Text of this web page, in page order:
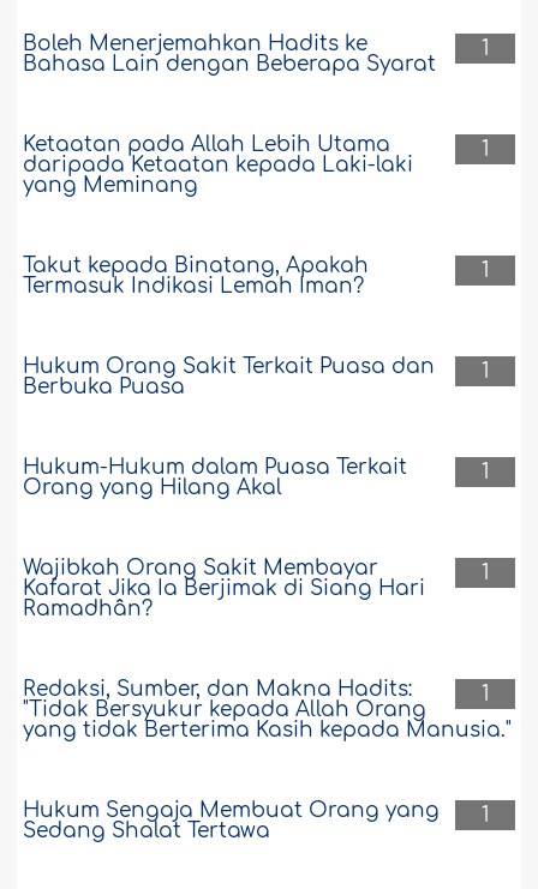
1
Boleh Menerjemahkan Hadits ke
Bahasa Lain dengan Beberapa Syarat
1
Ketaatan pada Allah Lebih Utama
daripada Ketaatan kepada Laki-laki
yang Meminang
1
Takut kepada Binatang, Apakah
Termasuk Indikasi Lemah Iman?
1
Hukum Orang Sakit Terkait Puasa dan
Berbuka Puasa
1
Hukum-Hukum dalam Puasa Terkait
Orang yang Hilang Akal
1
Wajibkah Orang Sakit Membayar
Kafarat Jika Ia Berjimak di Siang Hari
Ramadhân?
1
Redaksi, Sumber, dan Makna Hadits:
"Tidak Bersyukur kepada Allah Orang
yang tidak Berterima Kasih kepada Manusia."
1
Hukum Sengaja Membuat Orang yang
Sedang Shalat Tertawa